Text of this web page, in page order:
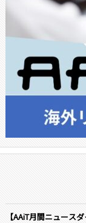
【AAiT月間ニュース